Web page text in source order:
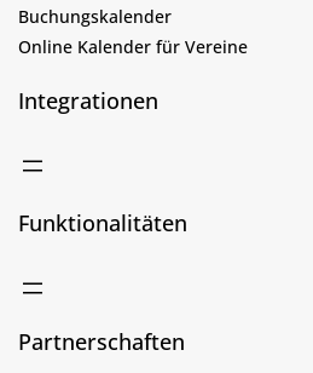
Buchungskalender
Online Kalender für Vereine
Integrationen
Funktionalitäten
Partnerschaften